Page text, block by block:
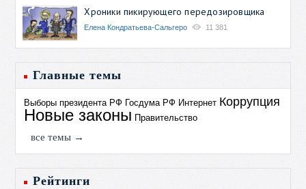
Хроники пикирующего передозировщика
Елена Кондратьева-Сальгеро 11 381
Главные темы
Выборы президента РФ Госдума РФ Интернет Коррупция
Новые законы Правительство
все темы →
Рейтинги